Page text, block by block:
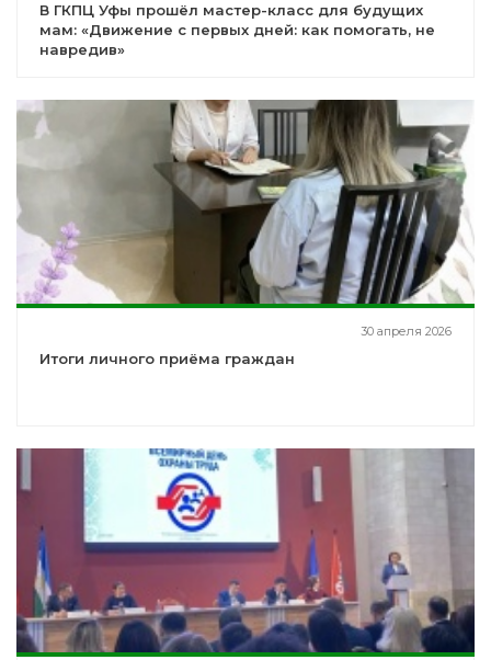
В ГКПЦ Уфы прошёл мастер-класс для будущих
мам: «Движение с первых дней: как помогать, не
навредив»
30 апреля 2026
Итоги личного приёма граждан